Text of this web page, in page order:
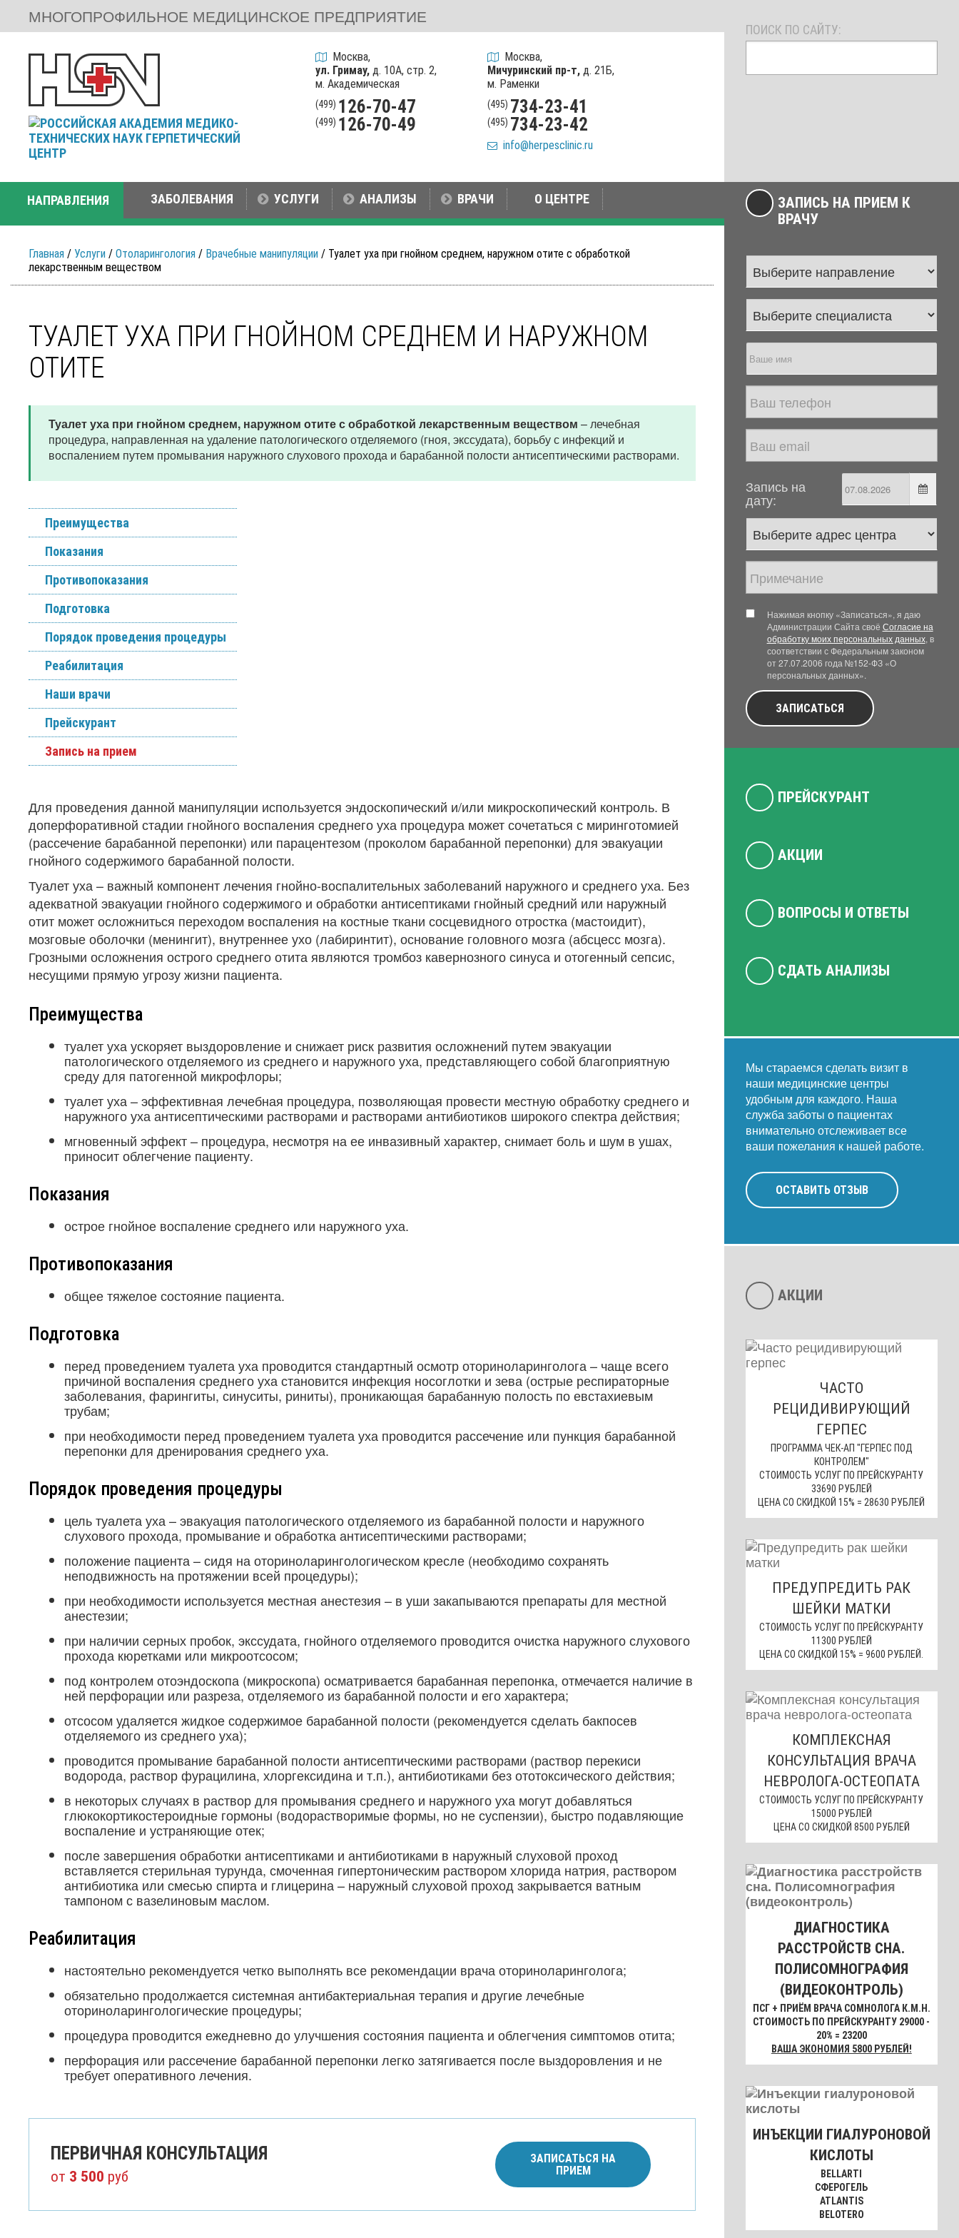
МНОГОПРОФИЛЬНОЕ МЕДИЦИНСКОЕ ПРЕДПРИЯТИЕ
Москва,
ул. Гримау,д. 10А, стр. 2,
м. Академическая
(499) 126-70-47
(499) 126-70-49
Москва,
Мичуринский пр-т, д. 21Б,
м. Раменки
(495) 734-23-41
(495) 734-23-42
info@herpesclinic.ru
ПОИСК ПО САЙТУ:
НАПРАВЛЕНИЯ ЗАБОЛЕВАНИЯ УСЛУГИ АНАЛИЗЫ ВРАЧИ О ЦЕНТРЕ
Главная / Услуги / Отоларингология / Врачебные манипуляции / Туалет уха при гнойном среднем, наружном отите с обработкой
лекарственным веществом
ТУАЛЕТ УХА ПРИ ГНОЙНОМ СРЕДНЕМ И НАРУЖНОМ
ОТИТЕ
Туалет уха при гнойном среднем, наружном отите с обработкой лекарственным веществом – лечебная
процедура, направленная на удаление патологического отделяемого (гноя, экссудата), борьбу с инфекций и
воспалением путем промывания наружного слухового прохода и барабанной полости антисептическими растворами.
Преимущества
Показания
Противопоказания
Подготовка
Порядок проведения процедуры
Реабилитация
Наши врачи
Прейскурант
Запись на прием
Для проведения данной манипуляции используется эндоскопический и/или микроскопический контроль. В
доперфоративной стадии гнойного воспаления среднего уха процедура может сочетаться с миринготомией
(рассечение барабанной перепонки) или парацентезом (проколом барабанной перепонки) для эвакуации
гнойного содержимого барабанной полости.
Туалет уха – важный компонент лечения гнойно-воспалительных заболеваний наружного и среднего уха. Без
адекватной эвакуации гнойного содержимого и обработки антисептиками гнойный средний или наружный
отит может осложниться переходом воспаления на костные ткани сосцевидного отростка (мастоидит),
мозговые оболочки (менингит), внутреннее ухо (лабиринтит), основание головного мозга (абсцесс мозга).
Грозными осложнения острого среднего отита являются тромбоз кавернозного синуса и отогенный сепсис,
несущими прямую угрозу жизни пациента.
Преимущества
туалет уха ускоряет выздоровление и снижает риск развития осложнений путем эвакуации
патологического отделяемого из среднего и наружного уха, представляющего собой благоприятную
среду для патогенной микрофлоры;
туалет уха – эффективная лечебная процедура, позволяющая провести местную обработку среднего и
наружного уха антисептическими растворами и растворами антибиотиков широкого спектра действия;
мгновенный эффект – процедура, несмотря на ее инвазивный характер, снимает боль и шум в ушах,
приносит облегчение пациенту.
Показания
острое гнойное воспаление среднего или наружного уха.
Противопоказания
общее тяжелое состояние пациента.
Подготовка
перед проведением туалета уха проводится стандартный осмотр оториноларинголога – чаще всего
причиной воспаления среднего уха становится инфекция носоглотки и зева (острые респираторные
заболевания, фарингиты, синуситы, риниты), проникающая барабанную полость по евстахиевым
трубам;
при необходимости перед проведением туалета уха проводится рассечение или пункция барабанной
перепонки для дренирования среднего уха.
Порядок проведения процедуры
цель туалета уха – эвакуация патологического отделяемого из барабанной полости и наружного
слухового прохода, промывание и обработка антисептическими растворами;
положение пациента – сидя на оториноларингологическом кресле (необходимо сохранять
неподвижность на протяжении всей процедуры);
при необходимости используется местная анестезия – в уши закапываются препараты для местной
анестезии;
при наличии серных пробок, экссудата, гнойного отделяемого проводится очистка наружного слухового
прохода кюретками или микроотсосом;
под контролем отоэндоскопа (микроскопа) осматривается барабанная перепонка, отмечается наличие в
ней перфорации или разреза, отделяемого из барабанной полости и его характера;
отсосом удаляется жидкое содержимое барабанной полости (рекомендуется сделать бакпосев
отделяемого из среднего уха);
проводится промывание барабанной полости антисептическими растворами (раствор перекиси
водорода, раствор фурацилина, хлоргексидина и т.п.), антибиотиками без ототоксического действия;
в некоторых случаях в раствор для промывания среднего и наружного уха могут добавляться
глюкокортикостероидные гормоны (водорастворимые формы, но не суспензии), быстро подавляющие
воспаление и устраняющие отек;
после завершения обработки антисептиками и антибиотиками в наружный слуховой проход
вставляется стерильная турунда, смоченная гипертоническим раствором хлорида натрия, раствором
антибиотика или смесью спирта и глицерина – наружный слуховой проход закрывается ватным
тампоном с вазелиновым маслом.
Реабилитация
настоятельно рекомендуется четко выполнять все рекомендации врача оториноларинголога;
обязательно продолжается системная антибактериальная терапия и другие лечебные
оториноларингологические процедуры;
процедура проводится ежедневно до улучшения состояния пациента и облегчения симптомов отита;
перфорация или рассечение барабанной перепонки легко затягивается после выздоровления и не
требует оперативного лечения.
ПЕРВИЧНАЯ КОНСУЛЬТАЦИЯ
от 3 500 руб
ЗАПИСАТЬСЯ НА
ПРИЕМ
ЗАПИСЬ НА ПРИЕМ К
ВРАЧУ
Запись на
дату:
Нажимая кнопку «Записаться», я даю
Администрации Сайта своё Согласие на
обработку моих персональных данных, в
соответствии с Федеральным законом
от 27.07.2006 года №152-ФЗ «О
персональных данных».
ЗАПИСАТЬСЯ
ПРЕЙСКУРАНТ
АКЦИИ
ВОПРОСЫ И ОТВЕТЫ
СДАТЬ АНАЛИЗЫ
Мы стараемся сделать визит в
наши медицинские центры
удобным для каждого. Наша
служба заботы о пациентах
внимательно отслеживает все
ваши пожелания к нашей работе.
ОСТАВИТЬ ОТЗЫВ
АКЦИИ
ЧАСТО
РЕЦИДИВИРУЮЩИЙ
ГЕРПЕС
ПРОГРАММА ЧЕК-АП "ГЕРПЕС ПОД
КОНТРОЛЕМ"
СТОИМОСТЬ УСЛУГ ПО ПРЕЙСКУРАНТУ
33690 РУБЛЕЙ
ЦЕНА СО СКИДКОЙ 15% = 28630 РУБЛЕЙ
ПРЕДУПРЕДИТЬ РАК
ШЕЙКИ МАТКИ
СТОИМОСТЬ УСЛУГ ПО ПРЕЙСКУРАНТУ
11300 РУБЛЕЙ
ЦЕНА СО СКИДКОЙ 15% = 9600 РУБЛЕЙ.
КОМПЛЕКСНАЯ
КОНСУЛЬТАЦИЯ ВРАЧА
НЕВРОЛОГА-ОСТЕОПАТА
СТОИМОСТЬ УСЛУГ ПО ПРЕЙСКУРАНТУ
15000 РУБЛЕЙ
ЦЕНА СО СКИДКОЙ 8500 РУБЛЕЙ
ДИАГНОСТИКА
РАССТРОЙСТВ СНА.
ПОЛИСОМНОГРАФИЯ
(ВИДЕОКОНТРОЛЬ)
ПСГ + ПРИЁМ ВРАЧА СОМНОЛОГА К.М.Н.
СТОИМОСТЬ ПО ПРЕЙСКУРАНТУ 29000 -
20% = 23200
ВАША ЭКОНОМИЯ 5800 РУБЛЕЙ!
ИНЪЕКЦИИ ГИАЛУРОНОВОЙ
КИСЛОТЫ
BELLARTI
СФЕРОГЕЛЬ
ATLANTIS
BELOTERO